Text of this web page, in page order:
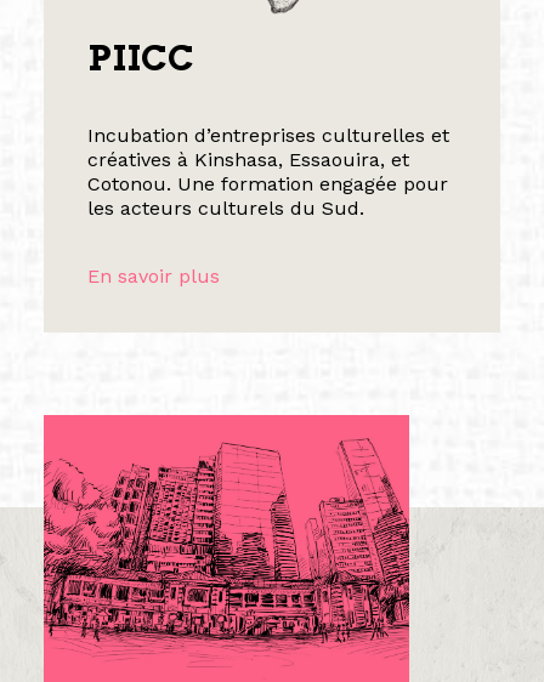
PIICC
Incubation d’entreprises culturelles et
créatives à Kinshasa, Essaouira, et
Cotonou. Une formation engagée pour
les acteurs culturels du Sud.
En savoir plus